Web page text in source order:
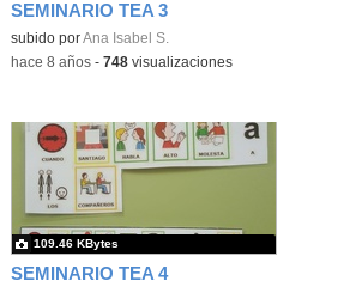
SEMINARIO TEA 3
subido porAna Isabel S.
-hace 8 años- 748visualizaciones
SEMINARIO TEA 4
109.46 KBytes